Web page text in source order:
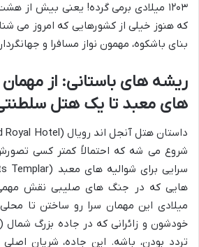
۱۲۰۳ میلادی برمی گرده! یعنی بیش از
که هنوز خیلی از کشورهایی که امروز می
بنای باشکوه، مهمون نواز مسافرا و
ریشه های باستانی: از
های معبد تا یک هتل
شروع می شه که احتمالاً کمتر کسی
میلادی این مهمان سرا رو ساختن تا
تردد بودن، باشه. این جاده، شریان